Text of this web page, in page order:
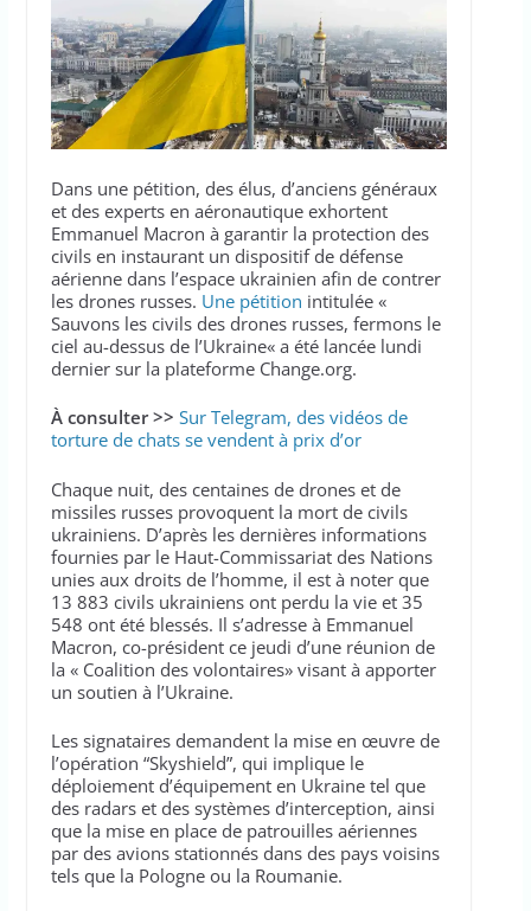
Dans une pétition, des élus, d’anciens généraux
et des experts en aéronautique exhortent
Emmanuel Macron à garantir la protection des
civils en instaurant un dispositif de défense
aérienne dans l’espace ukrainien afin de contrer
les drones russes. Une pétition intitulée «
Sauvons les civils des drones russes, fermons le
ciel au-dessus de l’Ukraine« a été lancée lundi
dernier sur la plateforme Change.org.
À consulter >> Sur Telegram, des vidéos de
torture de chats se vendent à prix d’or
Chaque nuit, des centaines de drones et de
missiles russes provoquent la mort de civils
ukrainiens. D’après les dernières informations
fournies par le Haut-Commissariat des Nations
unies aux droits de l’homme, il est à noter que
13 883 civils ukrainiens ont perdu la vie et 35
548 ont été blessés. Il s’adresse à Emmanuel
Macron, co-président ce jeudi d’une réunion de
la « Coalition des volontaires» visant à apporter
un soutien à l’Ukraine.
Les signataires demandent la mise en œuvre de
l’opération “Skyshield”, qui implique le
déploiement d’équipement en Ukraine tel que
des radars et des systèmes d’interception, ainsi
que la mise en place de patrouilles aériennes
par des avions stationnés dans des pays voisins
tels que la Pologne ou la Roumanie.